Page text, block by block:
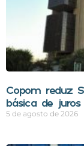
Copom reduz
básica de
5 de agosto de 2026